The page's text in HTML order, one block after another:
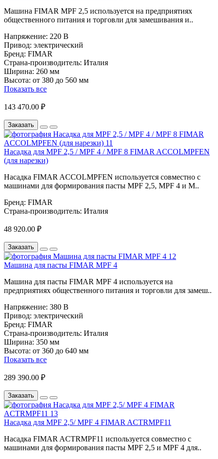
Машина FIMAR MPF 2,5 используется на предприятиях
общественного питания и торговли для замешивания и..
Напряжение: 220 В
Привод: электрический
Бренд: FIMAR
Страна-производитель: Италия
Ширина: 260 мм
Высота: от 380 до 560 мм
Показать все
143 470.00 ₽
Заказать
Насадка для MPF 2,5 / MPF 4 / MPF 8 FIMAR ACCOLMPFEN
(для нарезки)
Насадка FIMAR ACCOLMPFEN используется совместно с
машинами для формирования пасты MPF 2,5, MPF 4 и M..
Бренд: FIMAR
Страна-производитель: Италия
48 920.00 ₽
Заказать
Машина для пасты FIMAR MPF 4
Машина для пасты FIMAR MPF 4 используется на
предприятиях общественного питания и торговли для замеш..
Напряжение: 380 В
Привод: электрический
Бренд: FIMAR
Страна-производитель: Италия
Ширина: 350 мм
Высота: от 360 до 640 мм
Показать все
289 390.00 ₽
Заказать
Насадка для MPF 2,5/ MPF 4 FIMAR ACTRMPF11
Насадка FIMAR ACTRMPF11 используется совместно с
машинами для формирования пасты MPF 2,5 и MPF 4 для..